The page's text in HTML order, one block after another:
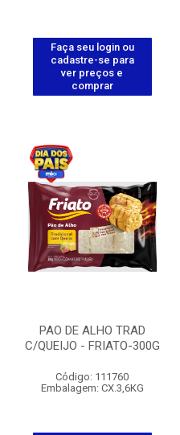
Faça seu login ou
cadastre-se para
ver preços e
comprar
PAO DE ALHO TRAD
C/QUEIJO - FRIATO-300G
Código: 111760
Embalagem: CX.3,6KG